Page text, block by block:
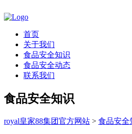
首页
关于我们
食品安全知识
食品安全动态
联系我们
食品安全知识
royal皇家88集团官方网站 > 食品安全